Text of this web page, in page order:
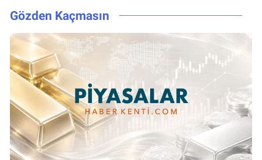
bastı
Gözden Kaçmasın